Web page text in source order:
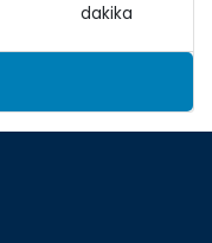
dakika